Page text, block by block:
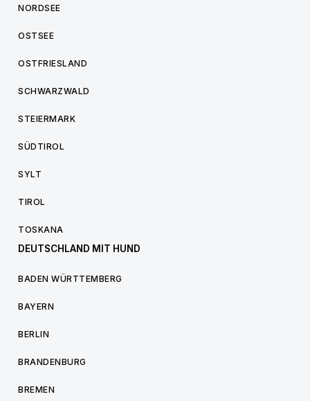
NORDSEE
OSTSEE
OSTFRIESLAND
SCHWARZWALD
STEIERMARK
SÜDTIROL
SYLT
TIROL
TOSKANA
DEUTSCHLAND MIT HUND
BADEN WÜRTTEMBERG
BAYERN
BERLIN
BRANDENBURG
BREMEN